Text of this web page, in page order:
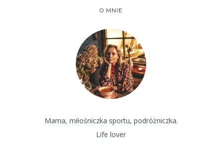
O MNIE
Mama, miłośniczka sportu, podróżniczka.
Life lover